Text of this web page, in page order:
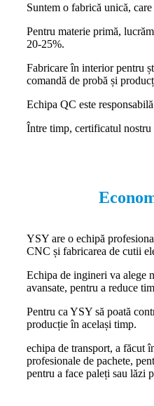
Suntem o fabrică unică,
Pentru materie primă,
20-25%.
Fabricare în interior pentru
comandă de probă și
Echipa QC este
Între timp, certificatul
YSY are o echipă
CNC și fabricarea de cutii
Echipa de ingineri va alege
avansate, pentru a reduce
Pentru ca YSY să poată
producție în același timp.
echipa de transport, a făcut
profesionale de pachete,
pentru a face paleți sau lăzi